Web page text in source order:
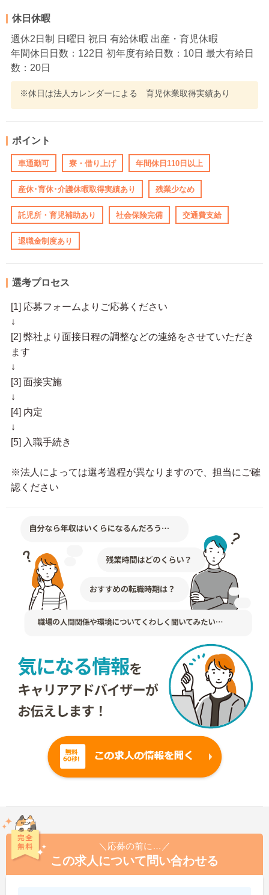
休日休暇
週休2日制 日曜日 祝日 有給休暇 出産・育児休暇
年間休日日数：122日 初年度有給日数：10日 最大有給日
数：20日
※休日は法人カレンダーによる 育児休業取得実績あり
ポイント
車通勤可 寮・借り上げ 年間休日110日以上
産休･育休･介護休暇取得実績あり 残業少なめ
託児所・育児補助あり 社会保険完備 交通費支給
退職金制度あり
選考プロセス
[1] 応募フォームよりご応募ください
↓
[2] 弊社より面接日程の調整などの連絡をさせていただき
ます
↓
[3] 面接実施
↓
[4] 内定
↓
[5] 入職手続き
※法人によっては選考過程が異なりますので、担当にご確
認ください
＼応募の前に…／
この求人について問い合わせる